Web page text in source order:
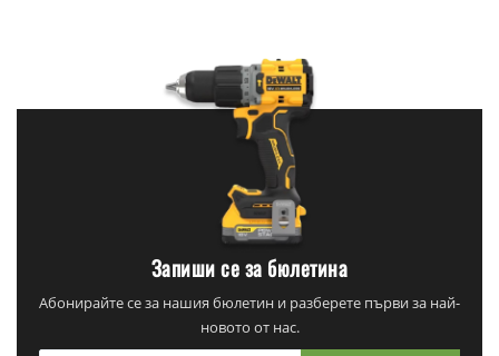
Запиши се за бюлетина
Абонирайте се за нашия бюлетин и разберете първи за най-
новото от нас.